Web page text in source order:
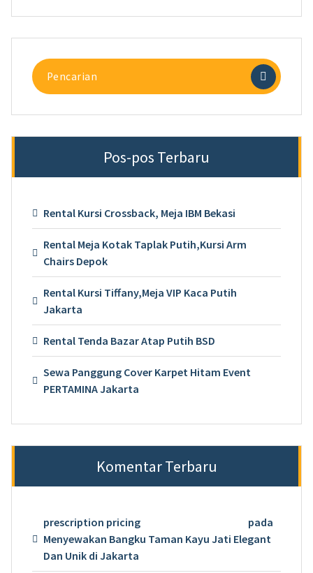
Pencarian
untuk:
Pos-pos Terbaru
Rental Kursi Crossback, Meja IBM Bekasi
Rental Meja Kotak Taplak Putih,Kursi Arm
Chairs Depok
Rental Kursi Tiffany,Meja VIP Kaca Putih
Jakarta
Rental Tenda Bazar Atap Putih BSD
Sewa Panggung Cover Karpet Hitam Event
PERTAMINA Jakarta
Komentar Terbaru
prescription pricing
pada
Menyewakan Bangku Taman Kayu Jati Elegant
Dan Unik di Jakarta